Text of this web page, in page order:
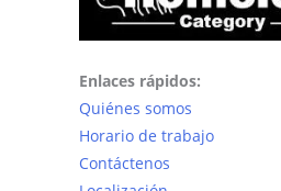
Enlaces rápidos:
Quiénes somos
Horario de trabajo
Contáctenos